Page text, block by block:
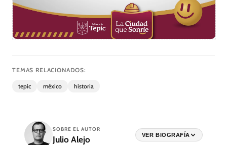
TEMAS RELACIONADOS:
tepic méxico historia
SOBRE EL AUTOR
Julio Alejo VER BIOGRAFÍA